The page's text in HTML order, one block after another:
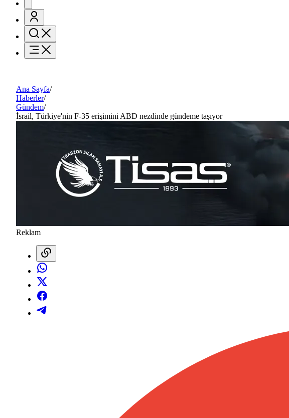
Ana Sayfa/
Haberler/
Gündem/
İsrail, Türkiye'nin F-35 erişimini ABD nezdinde gündeme taşıyor
Reklam